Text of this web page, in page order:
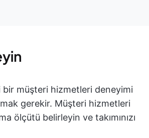
bir müşteri hizmetleri deneyimi
gerekir. Müşteri hizmetleri
ölçütü belirleyin ve takımınızı